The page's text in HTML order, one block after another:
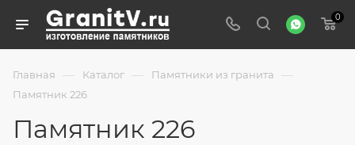
0
Главная — Каталог — Памятники из гранита —
Памятник 226
Памятник 226